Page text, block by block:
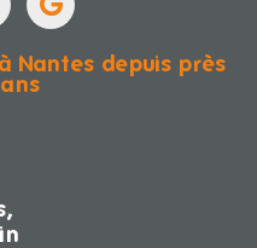
Nantes depuis près